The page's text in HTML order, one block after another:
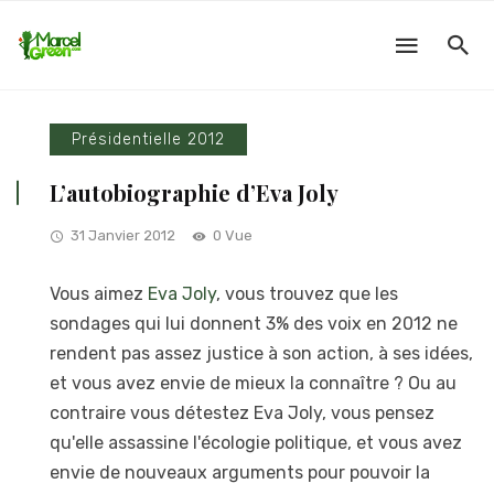
Présidentielle 2012
L’autobiographie d’Eva Joly
31 Janvier 2012 0 Vue
Vous aimez Eva Joly, vous trouvez que les
sondages qui lui donnent 3% des voix en 2012 ne
rendent pas assez justice à son action, à ses idées,
et vous avez envie de mieux la connaître ? Ou au
contraire vous détestez Eva Joly, vous pensez
qu'elle assassine l'écologie politique, et vous avez
envie de nouveaux arguments pour pouvoir la